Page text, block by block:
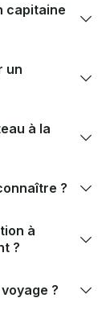
capitaine
un
à la
?
à
?
?